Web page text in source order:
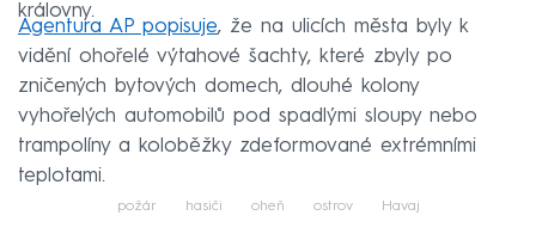
královny.
Agentura AP popisuje, že na ulicích města byly k
vidění ohořelé výtahové šachty, které zbyly po
zničených bytových domech, dlouhé kolony
vyhořelých automobilů pod spadlými sloupy nebo
trampolíny a koloběžky zdeformované extrémními
teplotami.
požár hasiči oheň ostrov Havaj